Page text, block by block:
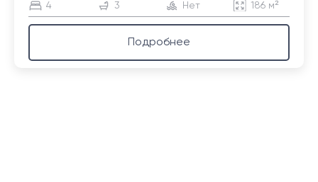
4 3 Нет 186 м²
Подробнее